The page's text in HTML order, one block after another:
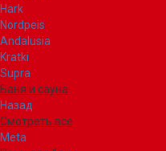
Hark
Nordpeis
Andalusia
Kratki
Supra
Баня и сауна
Назад
Смотреть все
Meta